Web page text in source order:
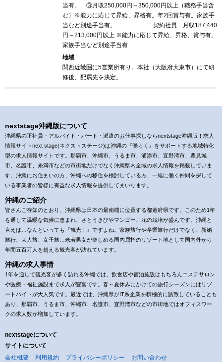
当有。 ③月収250,000円～350,000円以上（職務手当含
む）※能力に応じて昇給、昇格有。年2回賞与有。家族手
当など別途手当有。 契約社員 月収187,440
円～213,000円以上 ※能力に応じて昇給、昇格、賞与有。
家族手当など別途手当有
地域
関西近畿圏に5営業所有り。本社（大阪府大東市）にて研
修後、配属先を決定。
nextstage沖縄版について
沖縄県の正社員・アルバイト・パート・派遣のお仕事探しならnextstage沖縄版！求人
情報サイトnext stage(ネクストステージ)は沖縄の『働らく』をサポートする地域特化
型の求人情報サイトです。那覇市、沖縄市、うるま市、浦添市、宜野湾市、豊見城
市、名護市、糸満市などの市街地だけでなく沖縄県内全域の求人情報を掲載していま
す。沖縄にお住まいの方、沖縄への移住を検討している方、一緒に働く仲間を探して
いる事業者の皆様に有益な求人情報を提供してまいります。
沖縄のご紹介
皆さんご存知のとおり、沖縄県は日本の最南端に位置する都道府県です。このため1年
を通して温暖な気候に恵まれ、さとうきびやマンゴー、花の栽培が盛んです。沖縄と
言えば…なんといっても『観光！』ですよね。家族旅行や卒業旅行だけでなく、新婚
旅行、大人旅、女子旅…老若男女が楽しめる国内屈指のリゾート地として国内外から
年間五百万人を超える観光客が訪れています。
沖縄の求人事情
1年を通して観光客が多く訪れる沖縄では、飲食店や宿泊施設はもちろんエステサロン
や医療・福祉施設まで求人が豊富です。春～夏休みにかけての旅行シーズンにはリゾ
ートバイトが大人気です。最近では、沖縄県がIT系企業を積極的に誘致していることも
あり、那覇市、うるま市、沖縄市、名護市、宜野湾市などの市街地ではオフィスワー
クの求人数が増加しています。
nextstageについて
サイトについて
会社概要
利用規約 プライバシーポリシー お問い合わせ